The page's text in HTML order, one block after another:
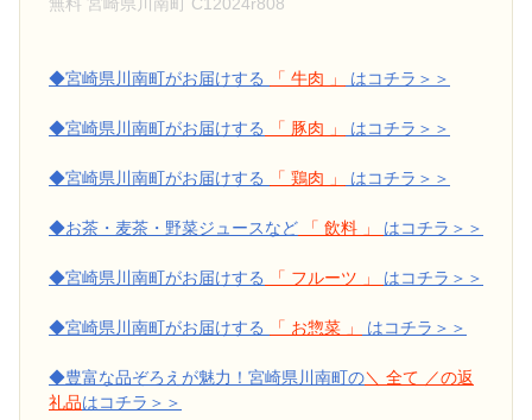
◆宮崎県川南町がお届けする 「 牛肉 」 はコチラ＞＞
◆宮崎県川南町がお届けする 「 豚肉 」 はコチラ＞＞
◆宮崎県川南町がお届けする 「 鶏肉 」 はコチラ＞＞
◆お茶・麦茶・野菜ジュースなど 「 飲料 」 はコチラ＞＞
◆宮崎県川南町がお届けする 「 フルーツ 」 はコチラ＞＞
◆宮崎県川南町がお届けする 「 お惣菜 」 はコチラ＞＞
◆豊富な品ぞろえが魅力！宮崎県川南町の＼ 全て ／の返
礼品はコチラ＞＞